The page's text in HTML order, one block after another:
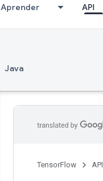
Aprender API
Java
TensorFlow API